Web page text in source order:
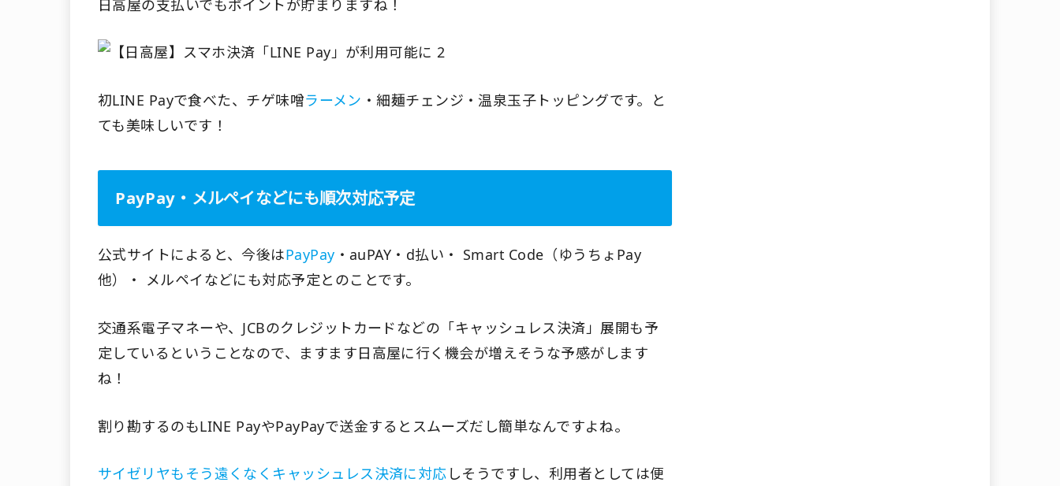
日高屋の支払いでもポイントが貯まりますね！
初LINE Payで食べた、チゲ味噌ラーメン ・細麺チェンジ・温泉玉子トッピングです。と
ても美味しいです！
PayPay・メルペイなどにも順次対応予定
公式サイトによると、今後はPayPay ・auPAY・d払い・ Smart Code（ゆうちょPay
他）・ メルペイなどにも対応予定とのことです。
交通系電子マネーや、JCBのクレジットカードなどの「キャッシュレス決済」展開も予
定しているということなので、ますます日高屋に行く機会が増えそうな予感がします
ね！
割り勘するのもLINE PayやPayPayで送金するとスムーズだし簡単なんですよね。
サイゼリヤもそう遠くなくキャッシュレス決済に対応 しそうですし、利用者としては便